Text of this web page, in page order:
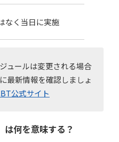
なく当日に実施
ュールは変更される場合
最新情報を確認しましょ
公式サイト
は何を意味する？